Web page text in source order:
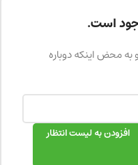
است.
به محض اینکه دوباره
افزودن به لیست انتظار